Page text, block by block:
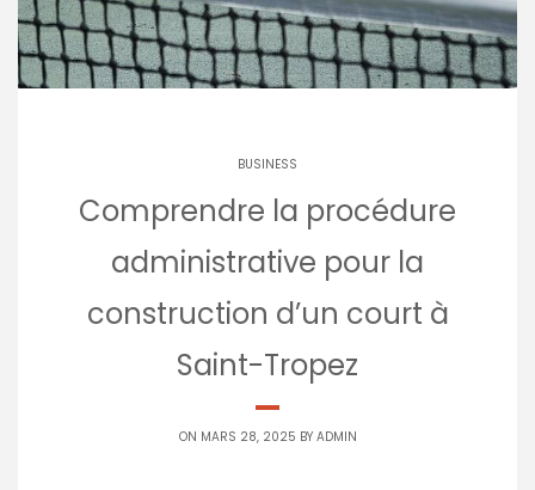
BUSINESS
Comprendre la procédure
administrative pour la
construction d’un court à
Saint-Tropez
ON MARS 28, 2025 BY ADMIN